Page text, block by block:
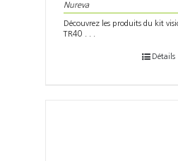
Nureva
Découvrez les produits du kit
TR40 . . .
Détails